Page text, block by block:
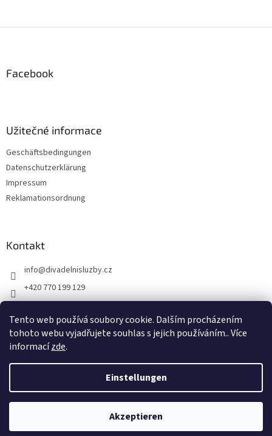
Tento web používá soubory cookie. Dalším procházením
tohoto webu vyjadřujete souhlas s jejich používáním.. Více
informacízde.
Einstellungen
Akzeptieren
Facebook
Užitečné informace
Geschäftsbedingungen
Datenschutzerklärung
Impressum
Reklamationsordnung
Kontakt
info@divadelnisluzby.cz
+420 770 199 129
Divadelní služby Plzeň
divadelni_sluzby_plzen
Erstellt von Shoptet
Jevištní technika. Alle Rechte vorbehalten.